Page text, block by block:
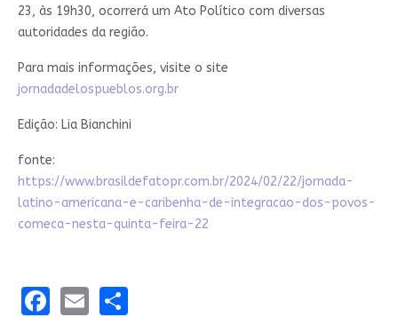
23, às 19h30, ocorrerá um Ato Político com diversas
autoridades da região.
Para mais informações, visite o site
jornadadelospueblos.org.br
Edição: Lia Bianchini
fonte:
https://www.brasildefatopr.com.br/2024/02/22/jornada-
latino-americana-e-caribenha-de-integracao-dos-povos-
comeca-nesta-quinta-feira-22
Facebook
EmailShare